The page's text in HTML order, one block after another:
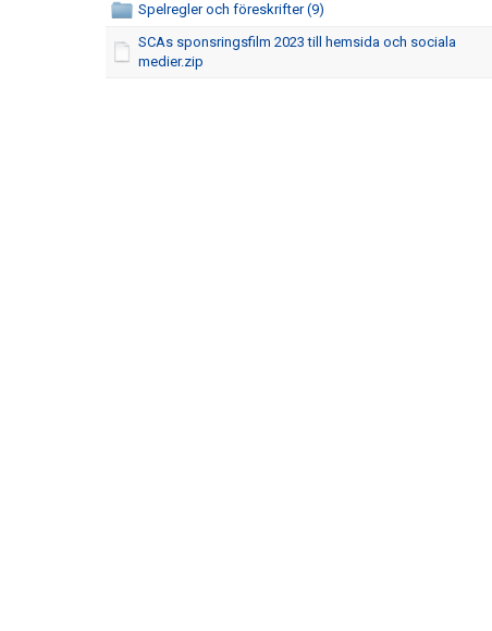
Spelregler och föreskrifter (9)
SCAs sponsringsfilm 2023 till hemsida och sociala
medier.zip